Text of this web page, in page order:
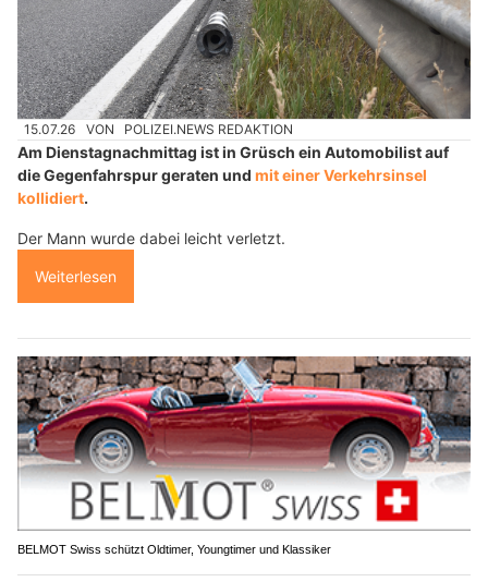
15.07.26 VON POLIZEI.NEWS REDAKTION
Am Dienstagnachmittag ist in Grüsch ein Automobilist auf
die Gegenfahrspur geraten und mit einer Verkehrsinsel
kollidiert.
Der Mann wurde dabei leicht verletzt.
Weiterlesen
BELMOT Swiss schützt Oldtimer, Youngtimer und Klassiker